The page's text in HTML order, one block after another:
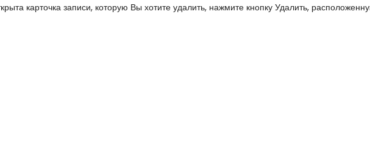
карточка записи, которую Вы хотите удалить, нажмите кнопку Удалить,